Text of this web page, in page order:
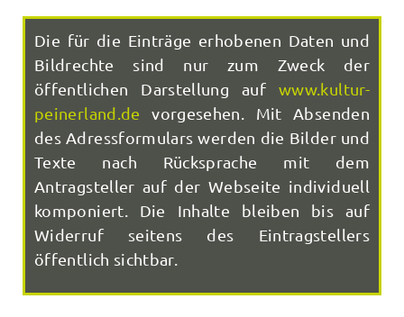
Die für die Einträge erhobenen Daten und
Bildrechte sind nur zum Zweck der
öffentlichen Darstellung aufwww.kultur-
peinerland.de vorgesehen. Mit Absenden
des Adressformulars werden die Bilder und
Texte nach Rücksprache mit dem
Antragsteller auf der Webseite individuell
komponiert. Die Inhalte bleiben bis auf
Widerruf seitens des Eintragstellers
öffentlich sichtbar.